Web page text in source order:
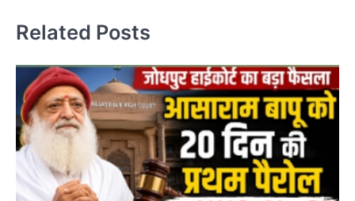
Related Posts